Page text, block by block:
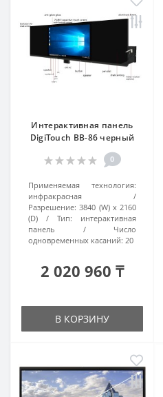
Интерактивная панель
DigiTouch BB-86 черный
0
Применяемая технология:
инфракрасная
Разрешение: 3840 (W) x 2160
(D)
Тип:
интерактивная
панель
Число
одновременных касаний: 20
2 020 960 ₸
В КОРЗИНУ